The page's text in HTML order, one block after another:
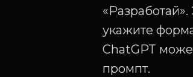
укажите
ChatGPT
промпт.